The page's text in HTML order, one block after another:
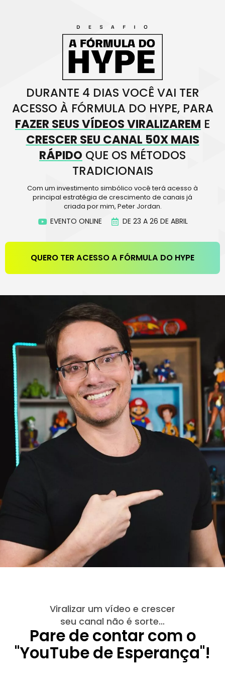
DURANTE 4 DIAS VOCÊ VAI TER
ACESSO À FÓRMULA DO HYPE, PARA
FAZER SEUS VÍDEOS VIRALIZAREM E
CRESCER SEU CANAL 50X MAIS
RÁPIDO QUE OS MÉTODOS
TRADICIONAIS
Com um investimento simbólico você terá acesso à
principal estratégia de crescimento de canais já
criada por mim, Peter Jordan.
EVENTO ONLINE DE 23 A 26 DE ABRIL
QUERO TER ACESSO A FÓRMULA DO HYPE
Viralizar um vídeo e crescer
seu canal não é sorte…
Pare de contar com o
"YouTube de Esperança"!